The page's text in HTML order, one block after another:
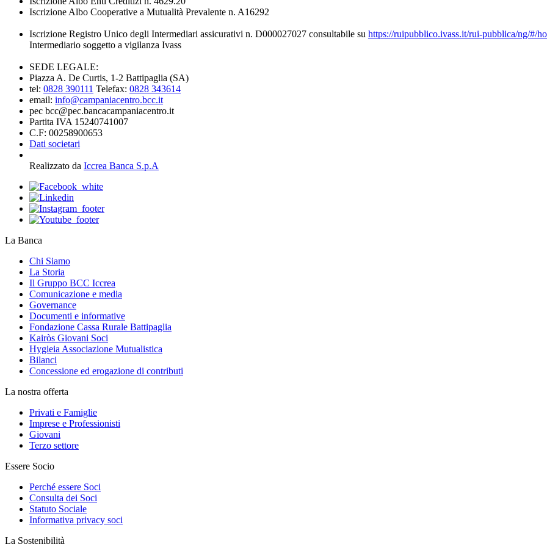
Iscrizione Albo Cooperative a Mutualità Prevalente n. A16292
Iscrizione Registro Unico degli Intermediari assicurativi n. D000027027 consultabile su https://ruipubblico.ivass.it/rui-pubblica/ng/#/
Intermediario soggetto a vigilanza Ivass
SEDE LEGALE:
Piazza A. De Curtis, 1-2 Battipaglia (SA)
tel: 0828 390111 Telefax: 0828 343614
email: info@campaniacentro.bcc.it
pec bcc@pec.bancacampaniacentro.it
Partita IVA 15240741007
C.F: 00258900653
Dati societari
Realizzato da Iccrea Banca S.p.A
La Banca
Chi Siamo
La Storia
Il Gruppo BCC Iccrea
Comunicazione e media
Governance
Documenti e informative
Fondazione Cassa Rurale Battipaglia
Kairòs Giovani Soci
Hygieia Associazione Mutualistica
Bilanci
Concessione ed erogazione di contributi
La nostra offerta
Privati e Famiglie
Imprese e Professionisti
Giovani
Terzo settore
Essere Socio
Perché essere Soci
Consulta dei Soci
Statuto Sociale
Informativa privacy soci
La Sostenibilità